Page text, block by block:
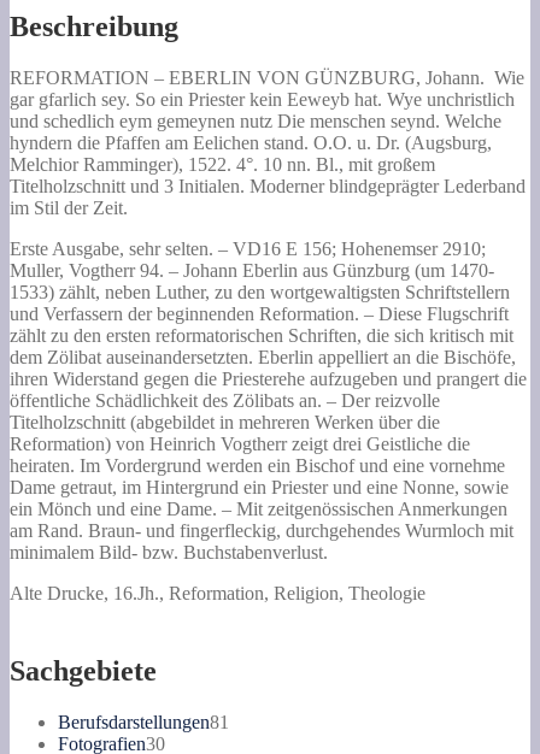
gfarlich
So
ein
Priester
kein
Eeweyb
hat.
Wye
und
schedlich
eym
gemeynen
nutz
Die
menschen
seynd.
Welche
hyndern
die
Pfaffen
am
Eelichen
stand.
Beschreibung
REFORMATION – EBERLIN VON GÜNZBURG, Johann. Wie
gar gfarlich sey. So ein Priester kein Eeweyb hat. Wye unchristlich
und schedlich eym gemeynen nutz Die menschen seynd. Welche
hyndern die Pfaffen am Eelichen stand. O.O. u. Dr. (Augsburg,
Melchior Ramminger), 1522. 4°. 10 nn. Bl., mit großem
Titelholzschnitt und 3 Initialen. Moderner blindgeprägter Lederband
im Stil der Zeit.
Erste Ausgabe, sehr selten. – VD16 E 156; Hohenemser 2910;
Muller, Vogtherr 94. – Johann Eberlin aus Günzburg (um 1470-
1533) zählt, neben Luther, zu den wortgewaltigsten Schriftstellern
und Verfassern der beginnenden Reformation. – Diese Flugschrift
zählt zu den ersten reformatorischen Schriften, die sich kritisch mit
dem Zölibat auseinandersetzten. Eberlin appelliert an die Bischöfe,
ihren Widerstand gegen die Priesterehe aufzugeben und prangert die
öffentliche Schädlichkeit des Zölibats an. – Der reizvolle
Titelholzschnitt (abgebildet in mehreren Werken über die
Reformation) von Heinrich Vogtherr zeigt drei Geistliche die
heiraten. Im Vordergrund werden ein Bischof und eine vornehme
Dame getraut, im Hintergrund ein Priester und eine Nonne, sowie
ein Mönch und eine Dame. – Mit zeitgenössischen Anmerkungen
am Rand. Braun- und fingerfleckig, durchgehendes Wurmloch mit
minimalem Bild- bzw. Buchstabenverlust.
Alte Drucke, 16.Jh., Reformation, Religion, Theologie
Sachgebiete
Berufsdarstellungen81
Fotografien3030